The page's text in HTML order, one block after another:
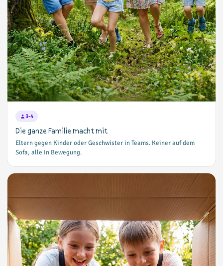
3-4
Die ganze Familie macht mit
Eltern gegen Kinder oder Geschwister in Teams. Keiner auf dem
Sofa, alle in Bewegung.